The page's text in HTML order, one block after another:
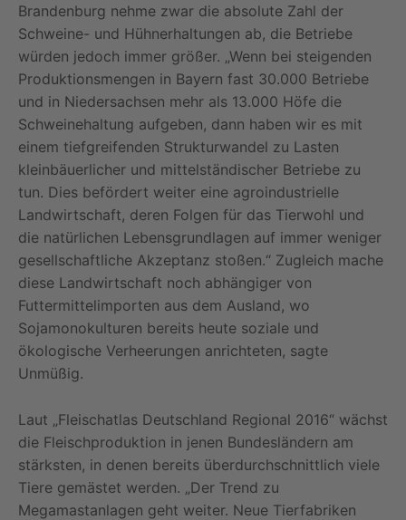
Brandenburg nehme zwar die absolute Zahl der
Schweine- und Hühnerhaltungen ab, die Betriebe
würden jedoch immer größer. „Wenn bei steigenden
Produktionsmengen in Bayern fast 30.000 Betriebe
und in Niedersachsen mehr als 13.000 Höfe die
Schweinehaltung aufgeben, dann haben wir es mit
einem tiefgreifenden Strukturwandel zu Lasten
kleinbäuerlicher und mittelständischer Betriebe zu
tun. Dies befördert weiter eine agroindustrielle
Landwirtschaft, deren Folgen für das Tierwohl und
die natürlichen Lebensgrundlagen auf immer weniger
gesellschaftliche Akzeptanz stoßen.“ Zugleich mache
diese Landwirtschaft noch abhängiger von
Futtermittelimporten aus dem Ausland, wo
Sojamonokulturen bereits heute soziale und
ökologische Verheerungen anrichteten, sagte
Unmüßig.
Laut „Fleischatlas Deutschland Regional 2016“ wächst
die Fleischproduktion in jenen Bundesländern am
stärksten, in denen bereits überdurchschnittlich viele
Tiere gemästet werden. „Der Trend zu
Megamastanlagen geht weiter. Neue Tierfabriken